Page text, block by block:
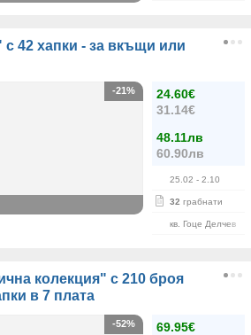
42 хапки - за вкъщи или
24.60€
31.14€
48.11лв
60.90лв
25.02 - 2.10
32 грабнати
кв. Гоце Делчев
-21%
колекция" с 210 броя
в 7 плата
69.95€
-52%